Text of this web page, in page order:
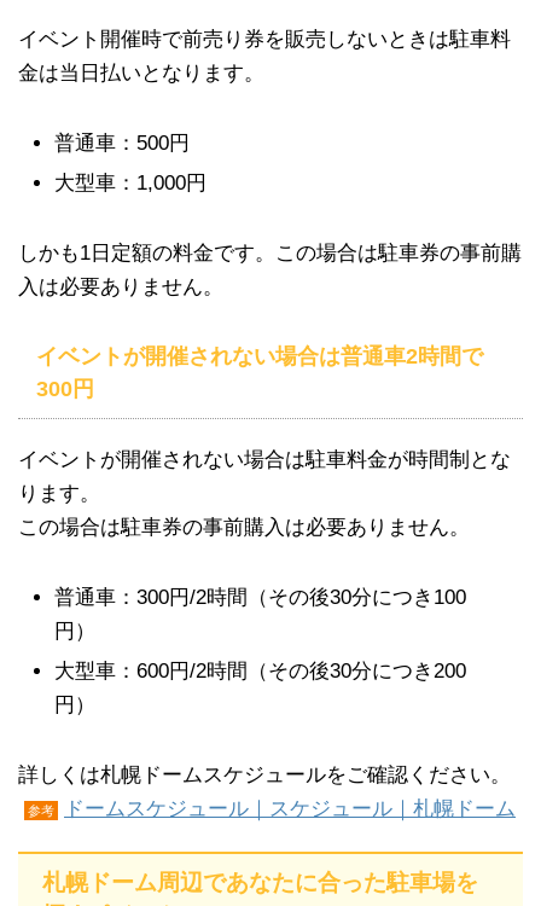
イベント開催時で前売り券を販売しないときは駐車料
金は当日払いとなります。
普通車：500円
大型車：1,000円
しかも1日定額の料金です。この場合は駐車券の事前購
入は必要ありません。
イベントが開催されない場合は普通車2時間で
300円
イベントが開催されない場合は駐車料金が時間制とな
ります。
この場合は駐車券の事前購入は必要ありません。
普通車：300円/2時間（その後30分につき100
円）
大型車：600円/2時間（その後30分につき200
円）
詳しくは札幌ドームスケジュールをご確認ください。
参考 ドームスケジュール｜スケジュール｜札幌ドーム
札幌ドーム周辺であなたに合った駐車場を